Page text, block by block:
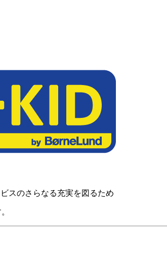
スのさらなる充実を図るため